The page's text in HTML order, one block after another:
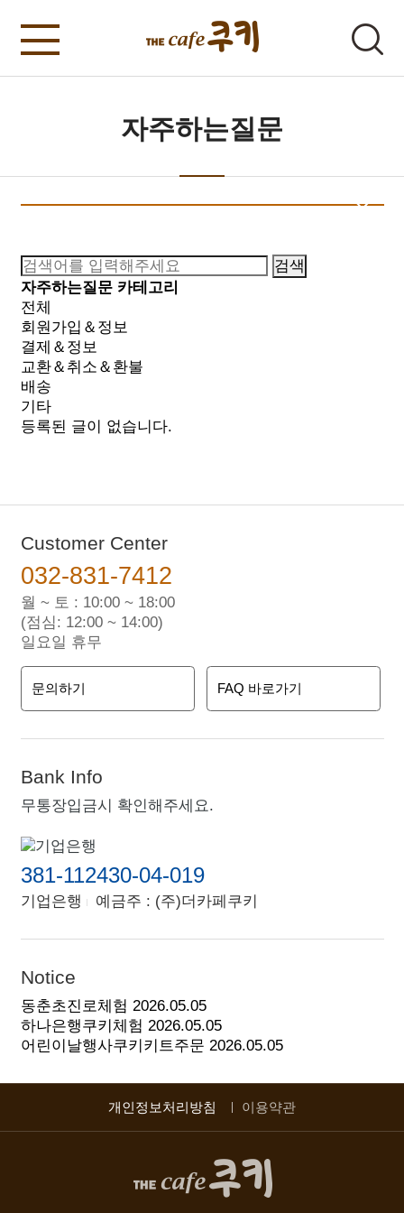
자주하는질문
검색
자주하는질문 카테고리
전체
회원가입＆정보
결제＆정보
교환＆취소＆환불
배송
기타
등록된 글이 없습니다.
Customer Center
032-831-7412
월 ~ 토 : 10:00 ~ 18:00
(점심: 12:00 ~ 14:00)
일요일 휴무
문의하기 FAQ 바로가기
Bank Info
무통장입금시 확인해주세요.
381-112430-04-019
기업은행 예금주 : (주)더카페쿠키
Notice
동춘초진로체험 2026.05.05
하나은행쿠키체험 2026.05.05
어린이날행사쿠키키트주문 2026.05.05
개인정보처리방침 이용약관